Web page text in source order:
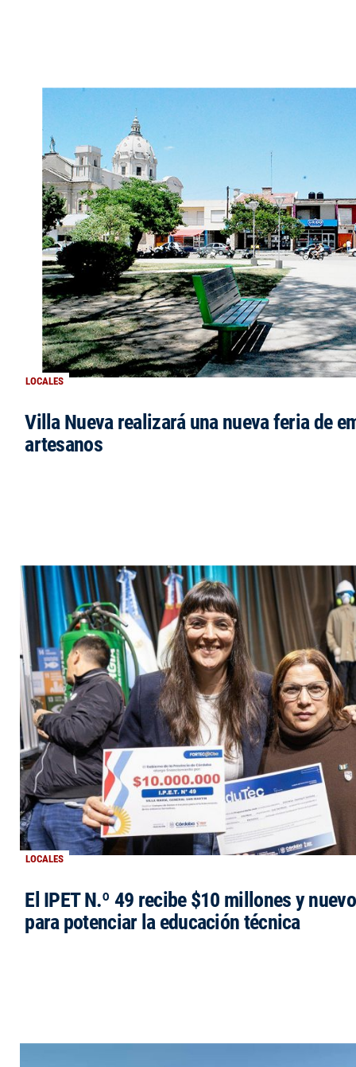
LOCALES
Villa Nueva realizará una nueva feria de
artesanos
LOCALES
El IPET N.º 49 recibe $10 millones y
para potenciar la educación técnica